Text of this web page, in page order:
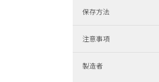
保存方法
注意事項
製造者